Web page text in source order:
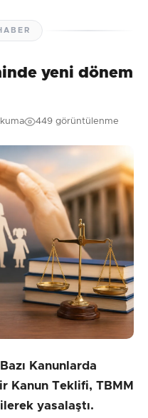
yeni dönem
449 görüntülenme
Kanunlarda
Kanun Teklifi, TBMM
yasalaştı.